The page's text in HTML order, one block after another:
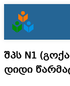
გადასვლა
შპს N1
დიდი